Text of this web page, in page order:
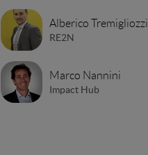
Alberico Tremigliozzi
RE2N
Marco Nannini
Impact Hub